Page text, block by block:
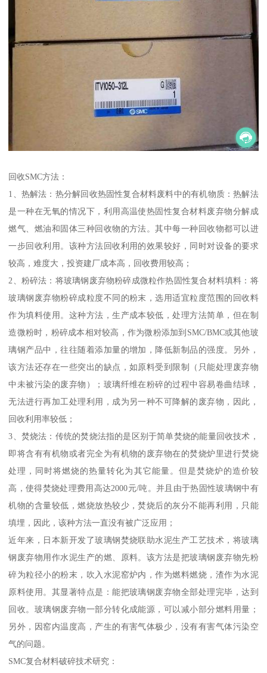
回收SMC方法：
1、热解法：热分解回收热固性复合材料废料中的有机物质：热解法
是一种在无氧的情况下，利用高温使热固性复合材料废弃物分解成
燃气、燃油和固体三种回收物的方法。其中每一种回收物都可以进
一步回收利用。该种方法回收利用的效果较好，同时对设备的要求
较高，难度大，投资建厂成本高，回收费用较高；
2、粉碎法：将玻璃钢废弃物粉碎成微粒作热固性复合材料填料：将
玻璃钢废弃物粉碎成粒度不同的粉末，选用适宜粒度范围的回收料
作为填料使用。这种方法，生产成本较低，处理方法简单，但在制
造微粉时，粉碎成本相对较高，作为微粉添加到SMC/BMC或其他玻
璃钢产品中，往往随着添加量的增加，降低新制品的强度。另外，
该方法还存在一些突出的缺点，如原料受到限制（只能处理废弃物
中未被污染的废弃物）；玻璃纤维在粉碎的过程中容易卷曲结球，
无法进行再加工处理利用，成为另一种不可降解的废弃物，因此，
回收利用率较低；
3、焚烧法：传统的焚烧法指的是区别于简单焚烧的能量回收技术，
即将含有有机物或者完全为有机物的废弃物在的焚烧炉里进行焚烧
处理，同时将燃烧的热量转化为其它能量。但是焚烧炉的造价较
高，使得焚烧处理费用高达2000元/吨。并且由于热固性玻璃钢中有
机物的含量较低，燃烧放热较少，焚烧后的灰分不能再利用，只能
填埋，因此，该种方法一直没有被广泛应用；
近年来，日本新开发了玻璃钢焚烧联助水泥生产工艺技术，将玻璃
钢废弃物用作水泥生产的燃、原料。该方法是把玻璃钢废弃物先粉
碎为粒径小的粉末，吹入水泥窑炉内，作为燃料燃烧，渣作为水泥
原料使用。其显著特点是：能把玻璃钢废弃物全部处理完毕，达到
回收。玻璃钢废弃物一部分转化成能源，可以减小部分燃料用量；
另外，因窑内温度高，产生的有害气体极少，没有有害气体污染空
气的问题。
SMC复合材料破碎技术研究：